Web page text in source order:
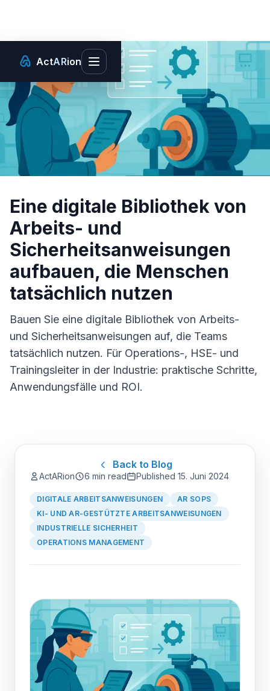
ActARion
Toggle main menu
Eine digitale Bibliothek von
Arbeits- und
Sicherheitsanweisungen
aufbauen, die Menschen
tatsächlich nutzen
Bauen Sie eine digitale Bibliothek von Arbeits-
und Sicherheitsanweisungen auf, die Teams
tatsächlich nutzen. Für Operations-, HSE- und
Trainingsleiter in der Industrie: praktische Schritte,
Anwendungsfälle und ROI.
Back to Blog
ActARion 6 min read Published 15. Juni 2024
DIGITALE ARBEITSANWEISUNGEN
AR SOPS
KI- UND AR-GESTÜTZTE ARBEITSANWEISUNGEN
INDUSTRIELLE SICHERHEIT
OPERATIONS MANAGEMENT